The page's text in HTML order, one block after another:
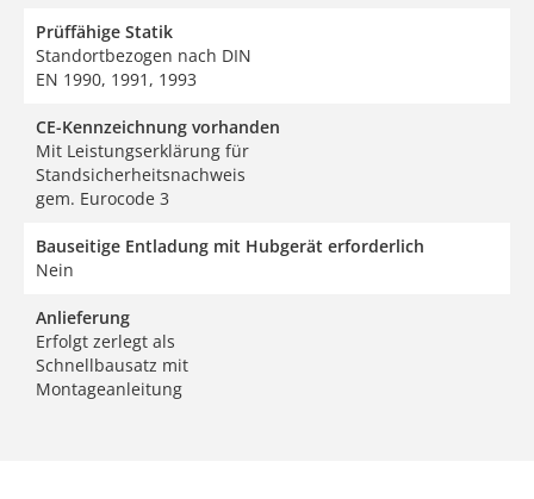
Prüffähige Statik
Standortbezogen nach DIN
EN 1990, 1991, 1993
CE-Kennzeichnung vorhanden
Mit Leistungserklärung für
Standsicherheitsnachweis
gem. Eurocode 3
Bauseitige Entladung mit Hubgerät erforderlich
Nein
Anlieferung
Erfolgt zerlegt als
Schnellbausatz mit
Montageanleitung